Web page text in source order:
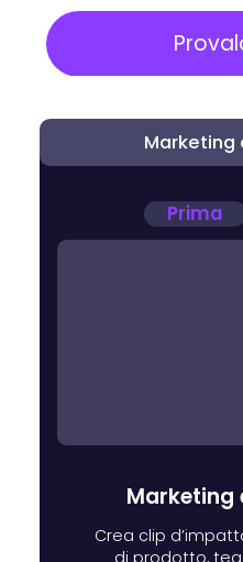
Marketing
Crea clip
di prodotto,
Prima
Marketing